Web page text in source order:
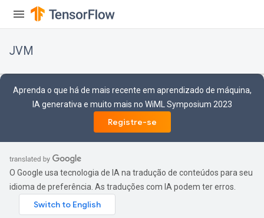
JVM
Aprenda o que há de mais recente em aprendizado de máquina,
IA generativa e muito mais no WiML Symposium 2023
Registre-se
O Google usa tecnologia de IA na tradução de conteúdos para seu
idioma de preferência. As traduções com IA podem ter erros.